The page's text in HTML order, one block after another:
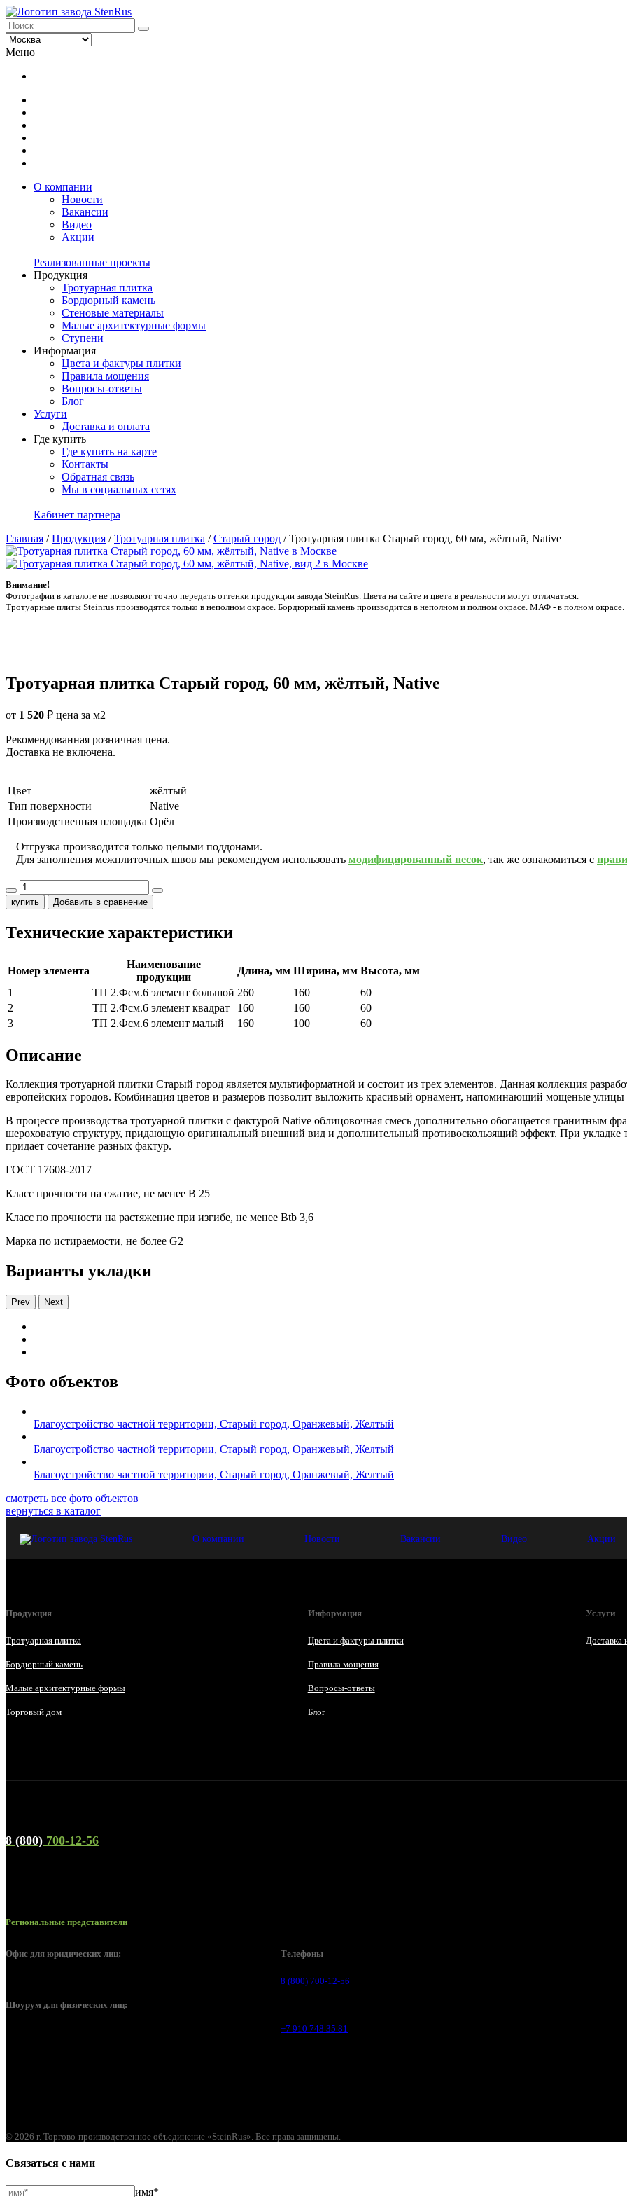
Меню
О компании
Новости
Вакансии
Видео
Акции
Реализованные проекты
Продукция
Тротуарная плитка
Бордюрный камень
Стеновые материалы
Малые архитектурные формы
Ступени
Информация
Цвета и фактуры плитки
Правила мощения
Вопросы-ответы
Блог
Услуги
Доставка и оплата
Где купить
Где купить на карте
Контакты
Обратная связь
Мы в социальных сетях
Кабинет партнера
Главная /Продукция /Тротуарная плитка /Старый город /Тротуарная плитка Старый город, 60 мм, жёлтый, Native
Внимание!
Фотографии в каталоге не позволяют точно передать оттенки продукции заводa SteinRus. Цвета на сайте и цвета в реальности могут отличаться.
Тротуарные плиты Steinrus производятся только в неполном окрасе. Бордюрный камень производится в неполном и полном окрасе. МАФ - в полном окрасе.
Тротуарная плитка Старый город, 60 мм, жёлтый, Native
от 1 520 ₽ цена за м2
Рекомендованная розничная цена.
Доставка не включена.
Цвет
жёлтый
Тип поверхности
Native
Производственная площадка Орёл
Отгрузка производится только целыми поддонами.
Для заполнения межплиточных швов мы рекомендуем использовать модифицированный песок, так же ознакомиться с
купить Добавить в сравнение
Технические характеристики
Номер элемента
Наименование
продукции
Длина, мм Ширина, мм Высота, мм
1
ТП 2.Фсм.6 элемент большой 260 160
60
2
ТП 2.Фсм.6 элемент квадрат 160 160
60
3
ТП 2.Фсм.6 элемент малый 160 100 60
Описание
Коллекция тротуарной плитки Старый город является мультиформатной и состоит из трех элементов. Данная коллекция
европейских городов. Комбинация цветов и размеров позволит выложить красивый орнамент, напоминающий мощеные улицы
В процессе производства тротуарной плитки с фактурой Native облицовочная смесь дополнительно обогащается гранитным
шероховатую структуру, придающую оригинальный внешний вид и дополнительный противоскользящий эффект. При укладке
придает сочетание разных фактур.
ГОСТ 17608-2017
Класс прочности на сжатие, не менее В 25
Класс по прочности на растяжение при изгибе, не менее Вtb 3,6
Марка по истираемости, не более G2
Варианты укладки
Prev Next
Фото объектов
Благоустройство частной территории, Старый город, Оранжевый, Желтый
Благоустройство частной территории, Старый город, Оранжевый, Желтый
Благоустройство частной территории, Старый город, Оранжевый, Желтый
смотреть все фото объектов
вернуться в каталог
О компании Новости Вакансии Видео Акции
Продукция
Тротуарная плитка
Бордюрный камень
Малые архитектурные формы
Торговый дом
Информация
Цвета и фактуры плитки
Правила мощения
Вопросы-ответы
Блог
Услуги
Доставка
8 (800) 700-12-56
Региональные представители
Офис для юридических лиц:
Шоурум для физических лиц:
Телефоны
8 (800) 700-12-56
+7 910 748 35 81
© 2026 г. Торгово-производственное объединение «SteinRus». Все права защищены.
Связаться с нами
имя*